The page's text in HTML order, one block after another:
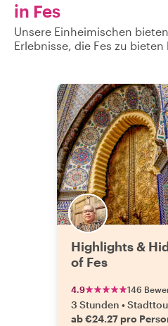
in Fes
Unsere Einheimischen
Erlebnisse, die Fes zu bieten
Highlights &
of Fes
4.9 146
3 Stunden •
ab €24.27 pro